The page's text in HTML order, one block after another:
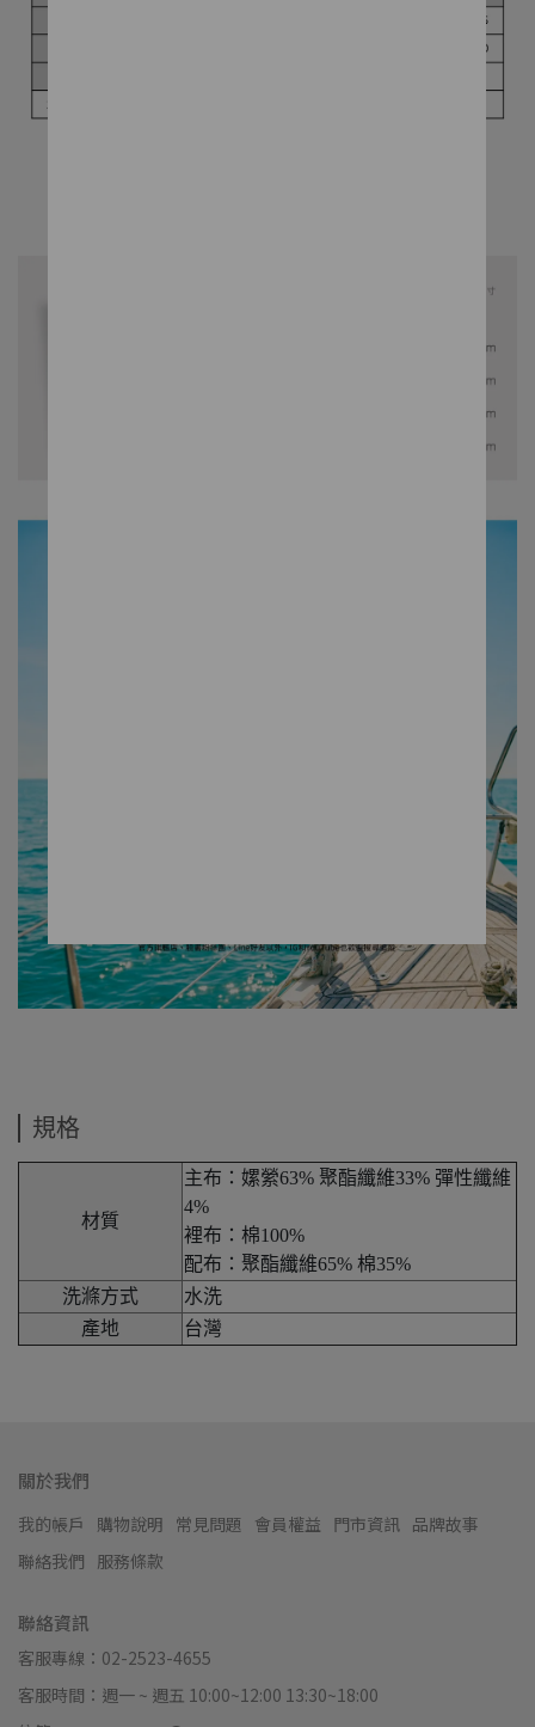
規格
材質
主布：嫘縈63% 聚酯纖維33% 彈性纖維
4%
裡布：棉100%
配布：聚酯纖維65% 棉35%
洗滌方式
水洗
產地
台灣
關於我們
我的帳戶 購物說明 常見問題 會員權益 門市資訊 品牌故事
聯絡我們 服務條款
聯絡資訊
客服專線：02-2523-4655
客服時間：週一 ~ 週五 10:00~12:00 13:30~18:00